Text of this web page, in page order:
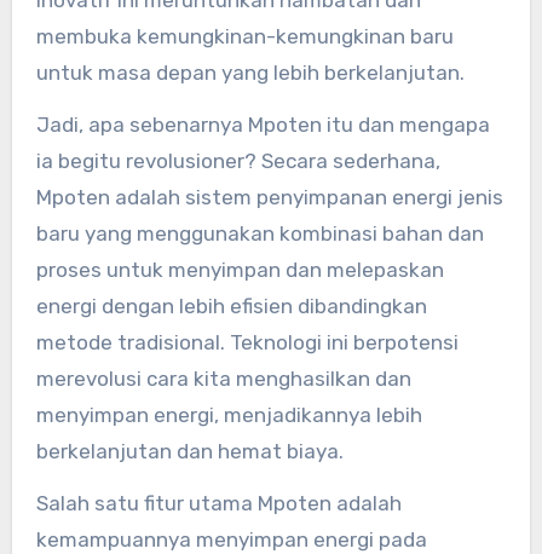
membuka kemungkinan-kemungkinan baru
untuk masa depan yang lebih berkelanjutan.
Jadi, apa sebenarnya Mpoten itu dan mengapa
ia begitu revolusioner? Secara sederhana,
Mpoten adalah sistem penyimpanan energi jenis
baru yang menggunakan kombinasi bahan dan
proses untuk menyimpan dan melepaskan
energi dengan lebih efisien dibandingkan
metode tradisional. Teknologi ini berpotensi
merevolusi cara kita menghasilkan dan
menyimpan energi, menjadikannya lebih
berkelanjutan dan hemat biaya.
Salah satu fitur utama Mpoten adalah
kemampuannya menyimpan energi pada